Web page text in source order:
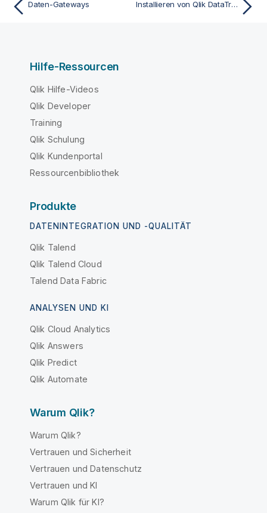
Daten-Gateways Installieren von Qlik DataTransfer
Hilfe-Ressourcen
Qlik Hilfe-Videos
Qlik Developer
Training
Qlik Schulung
Qlik Kundenportal
Ressourcenbibliothek
Produkte
DATENINTEGRATION UND -QUALITÄT
Qlik Talend
Qlik Talend Cloud
Talend Data Fabric
ANALYSEN UND KI
Qlik Cloud Analytics
Qlik Answers
Qlik Predict
Qlik Automate
Warum Qlik?
Warum Qlik?
Vertrauen und Sicherheit
Vertrauen und Datenschutz
Vertrauen und KI
Warum Qlik für KI?